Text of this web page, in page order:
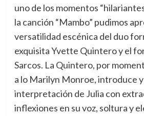
uno de los momentos
la canción “Mambo” pudimos
versatilidad escénica del duo
exquisita Yvette Quintero y el
Sarcos. La Quintero, por
a lo Marilyn Monroe, introduce
interpretación de Julia con
inflexiones en su voz, soltura y